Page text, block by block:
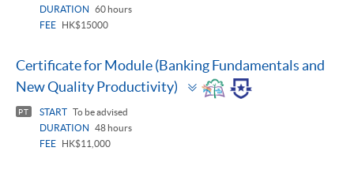
DURATION
60 hours
FEE
HK$15000
Certificate for Module (Banking Fundamentals and
New Quality Productivity)
Toggle
panel
PT START To be advised
DURATION
48 hours
FEE
HK$11,000